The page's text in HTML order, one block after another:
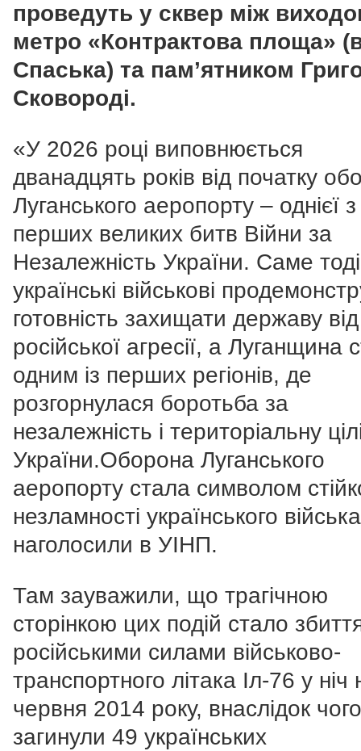
проведуть у сквер між
метро «Контрактова площа»
Спаська) та памʼятником
Сковороді.
«У 2026 році виповнюється
дванадцять років від початку
Луганського аеропорту – однієї з
перших великих битв Війни за
Незалежність України. Саме тоді
українські військові
готовність захищати державу від
російської агресії, а Луганщина
одним із перших регіонів, де
розгорнулася боротьба за
незалежність і територіальну
України.Оборона Луганського
аеропорту стала символом
незламності українського
наголосили в УІНП.
Там зауважили, що трагічною
сторінкою цих подій стало
російськими силами військово-
транспортного літака Іл-76 у ніч
червня 2014 року, внаслідок чого
загинули 49 українських